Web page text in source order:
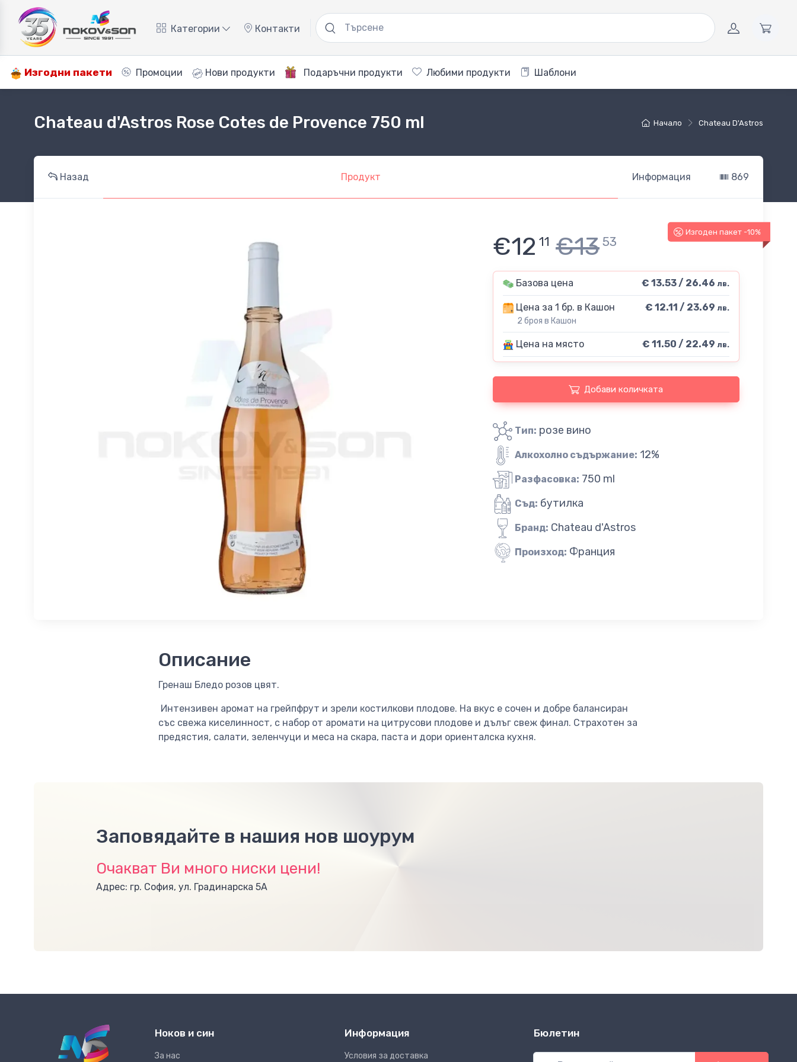
Категории Контакти
Изгодни пакети Промоции Нови продукти Подаръчни продукти Любими продукти Шаблони
Начало Chateau D'Astros
Chateau d'Astros Rose Cotes de Provence 750 ml
Назад Продукт Информация 869
Изгоден пакет -10%
€12 11 €13 53
Базова цена € 13.53 / 26.46 лв.
Цена за 1 бр. в Кашон
2 броя в Кашон
€ 12.11 / 23.69 лв.
Цена на място € 11.50 / 22.49 лв.
Добави количката
Тип: розе вино
Алкохолно съдържание: 12%
Разфасовка: 750 ml
Съд: бутилка
Бранд: Chateau d'Astros
Произход: Франция
Описание
Гренаш Бледо розов цвят.
Интензивен аромат на грейпфрут и зрели костилкови плодове. На вкус е сочен и добре балансиран
със свежа киселинност, с набор от аромати на цитрусови плодове и дълъг свеж финал. Страхотен за
предястия, салати, зеленчуци и меса на скара, паста и дори ориенталска кухня.
Заповядайте в нашия нов шоурум
Очакват Ви много ниски цени!
Адрес: гр. София, ул. Градинарска 5А
Ноков и син
За нас
Информация
Условия за доставка
Бюлетин